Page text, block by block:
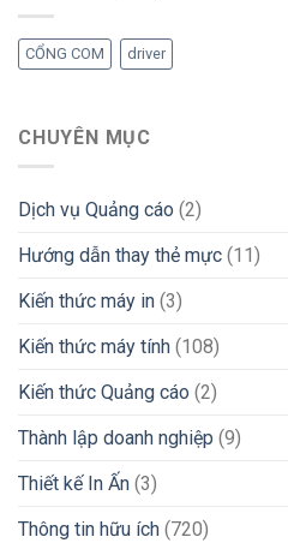
CỔNG COM driver
CHUYÊN MỤC
Dịch vụ Quảng cáo (2)
Hướng dẫn thay thẻ mực (11)
Kiến thức máy in (3)
Kiến thức máy tính (108)
Kiến thức Quảng cáo (2)
Thành lập doanh nghiệp (9)
Thiết kế In Ấn (3)
Thông tin hữu ích (720)